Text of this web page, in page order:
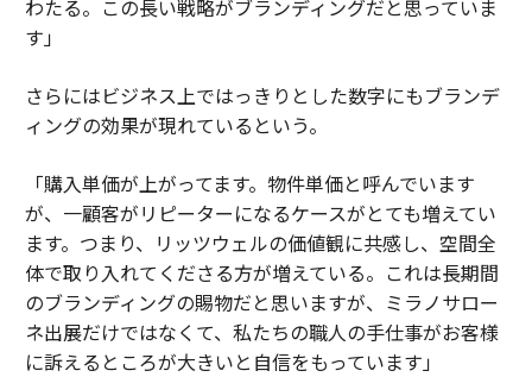
わたる。この長い戦略がブランディングだと思っていま
す」
さらにはビジネス上ではっきりとした数字にもブランデ
ィングの効果が現れているという。
「購入単価が上がってます。物件単価と呼んでいます
が、一顧客がリピーターになるケースがとても増えてい
ます。つまり、リッツウェルの価値観に共感し、空間全
体で取り入れてくださる方が増えている。これは長期間
のブランディングの賜物だと思いますが、ミラノサロー
ネ出展だけではなくて、私たちの職人の手仕事がお客様
に訴えるところが大きいと自信をもっています」